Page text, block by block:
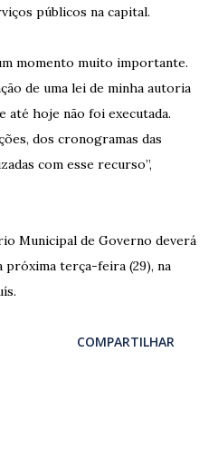
públicos na capital.
momento muito importante.
de uma lei de minha autoria
até hoje não foi executada.
dos cronogramas das
com esse recurso”,
Municipal de Governo deverá
terça-feira (29), na
COMPARTILHAR